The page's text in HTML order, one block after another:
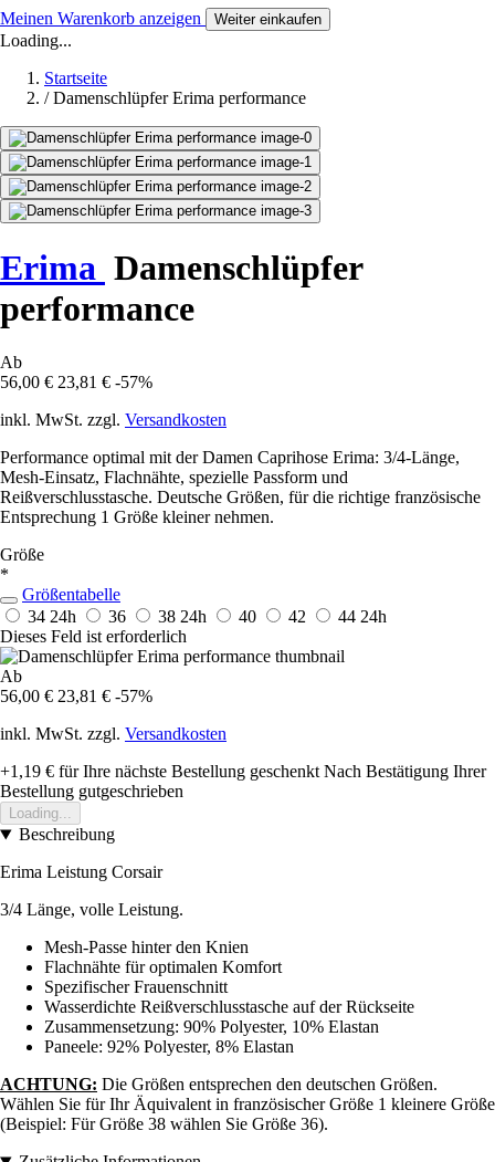
Meinen Warenkorb anzeigen Weiter einkaufen
Loading...
Startseite
/ Damenschlüpfer Erima performance
Erima Damenschlüpfer
performance
Ab
56,00 € 23,81 € -57%
inkl. MwSt. zzgl. Versandkosten
Performance optimal mit der Damen Caprihose Erima: 3/4-Länge,
Mesh-Einsatz, Flachnähte, spezielle Passform und
Reißverschlusstasche. Deutsche Größen, für die richtige französische
Entsprechung 1 Größe kleiner nehmen.
Größe
*
Größentabelle
34 24h 36 38 24h 40 42 44 24h
Dieses Feld ist erforderlich
Ab
56,00 € 23,81 € -57%
inkl. MwSt. zzgl. Versandkosten
+1,19 € für Ihre nächste Bestellung geschenkt Nach Bestätigung Ihrer
Bestellung gutgeschrieben
Loading...
Beschreibung
Erima Leistung Corsair
3/4 Länge, volle Leistung.
Mesh-Passe hinter den Knien
Flachnähte für optimalen Komfort
Spezifischer Frauenschnitt
Wasserdichte Reißverschlusstasche auf der Rückseite
Zusammensetzung: 90% Polyester, 10% Elastan
Paneele: 92% Polyester, 8% Elastan
ACHTUNG: Die Größen entsprechen den deutschen Größen.
Wählen Sie für Ihr Äquivalent in französischer Größe 1 kleinere Größe
(Beispiel: Für Größe 38 wählen Sie Größe 36).